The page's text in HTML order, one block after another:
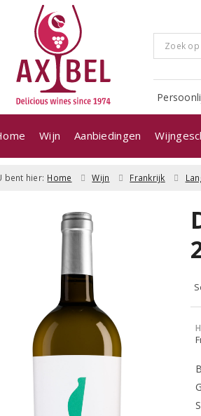
Wijn Aanbiedingen
bent hier: Home Wijn Frankrijk